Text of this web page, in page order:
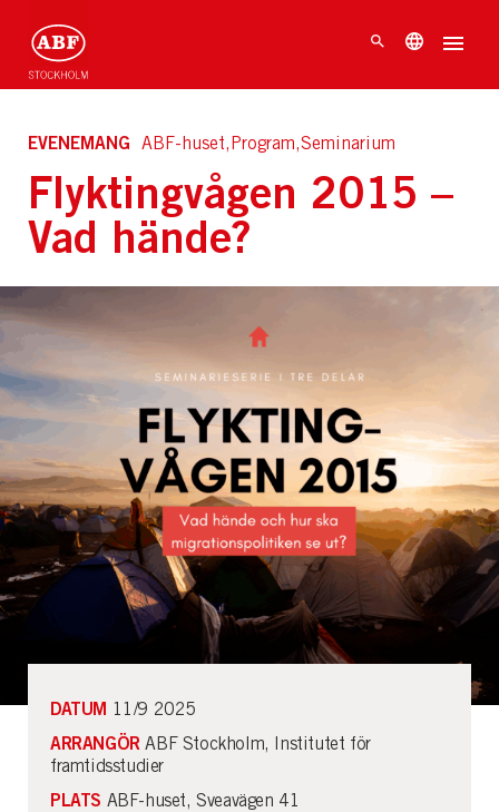
EVENEMANG ABF-huset,Program,Seminarium
Flyktingvågen 2015 –
Vad hände?
DATUM 11/9 2025
ARRANGÖR ABF Stockholm, Institutet för
framtidsstudier
PLATS ABF-huset, Sveavägen 41